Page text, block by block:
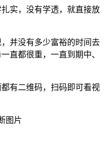
实，没有学透，就直接放
并没有多少富裕的时间去
直都很重，一直到期中、
有二维码，扫码即可看视